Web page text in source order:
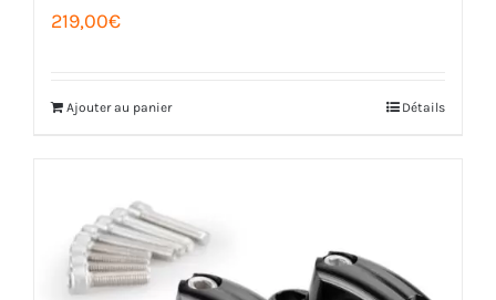
219,00€
Ajouter au panier Détails